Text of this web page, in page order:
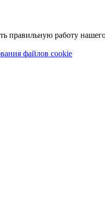
работу нашего
файлов cookie